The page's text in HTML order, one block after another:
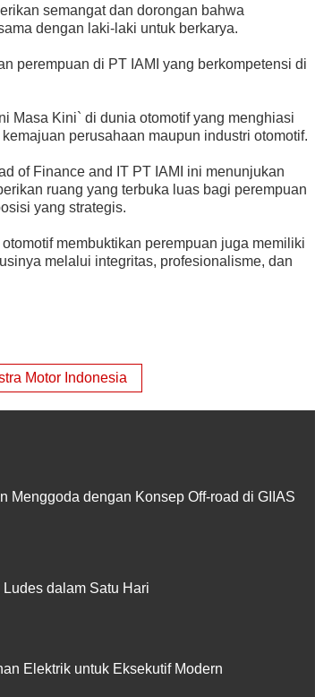
semangat dan dorongan bahwa
dengan laki-laki untuk berkarya.
perempuan di PT IAMI yang berkompetensi di
Masa Kini` di dunia otomotif yang menghiasi
perusahaan maupun industri otomotif.
of Finance and IT PT IAMI ini menunjukan
ruang yang terbuka luas bagi perempuan
yang strategis.
membuktikan perempuan juga memiliki
melalui integritas, profesionalisme, dan
Motor Indonesia
Menggoda dengan Konsep Off-road di GIIAS
dalam Satu Hari
Elektrik untuk Eksekutif Modern